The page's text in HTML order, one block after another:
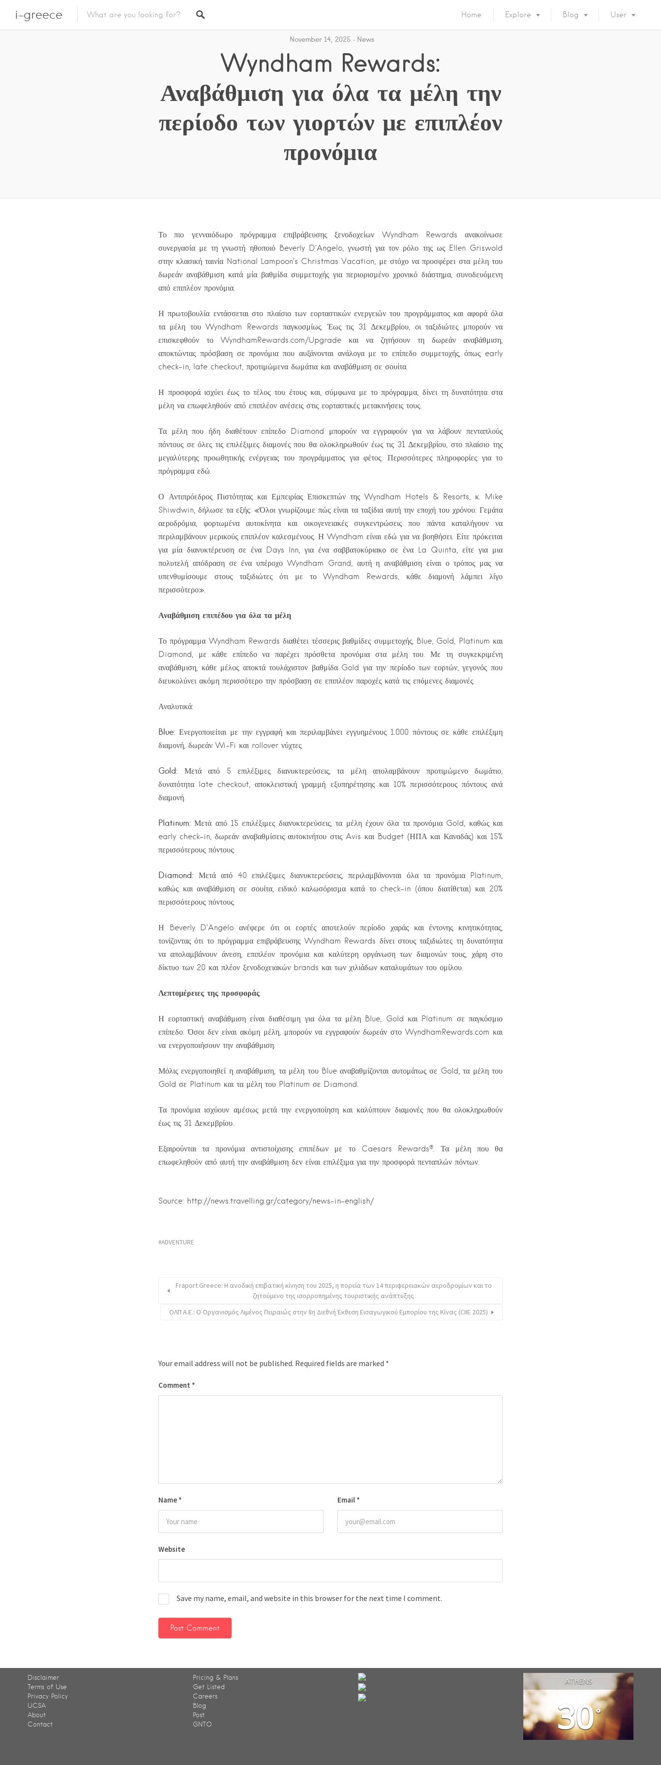
i-greece Home Explore Blog User
November 14, 2025 News
Wyndham Rewards:
Αναβάθμιση για όλα τα μέλη την
περίοδο των γιορτών με επιπλέον
προνόμια
Το πιο γενναιόδωρο πρόγραμμα επιβράβευσης ξενοδοχείων Wyndham Rewards ανακοίνωσε
συνεργασία με τη γνωστή ηθοποιό Beverly D’Angelo, γνωστή για τον ρόλο της ως Ellen Griswold
στην κλασική ταινία National Lampoon’s Christmas Vacation, με στόχο να προσφέρει στα μέλη του
δωρεάν αναβάθμιση κατά μία βαθμίδα συμμετοχής για περιορισμένο χρονικό διάστημα, συνοδευόμενη
από επιπλέον προνόμια.
Η πρωτοβουλία εντάσσεται στο πλαίσιο των εορταστικών ενεργειών του προγράμματος και αφορά όλα
τα μέλη του Wyndham Rewards παγκοσμίως. Έως τις 31 Δεκεμβρίου, οι ταξιδιώτες μπορούν να
επισκεφθούν το WyndhamRewards.com/Upgrade και να ζητήσουν τη δωρεάν αναβάθμιση,
αποκτώντας πρόσβαση σε προνόμια που αυξάνονται ανάλογα με το επίπεδο συμμετοχής, όπως early
check-in, late checkout, προτιμώμενα δωμάτια και αναβάθμιση σε σουίτα.
Η προσφορά ισχύει έως το τέλος του έτους και, σύμφωνα με το πρόγραμμα, δίνει τη δυνατότητα στα
μέλη να επωφεληθούν από επιπλέον ανέσεις στις εορταστικές μετακινήσεις τους.
Τα μέλη που ήδη διαθέτουν επίπεδο Diamond μπορούν να εγγραφούν για να λάβουν πενταπλούς
πόντους σε όλες τις επιλέξιμες διαμονές που θα ολοκληρωθούν έως τις 31 Δεκεμβρίου, στο πλαίσιο της
μεγαλύτερης προωθητικής ενέργειας του προγράμματος για φέτος. Περισσότερες πληροφορίες για το
πρόγραμμα εδώ.
Ο Αντιπρόεδρος Πιστότητας και Εμπειρίας Επισκεπτών της Wyndham Hotels & Resorts, κ. Mike
Shiwdwin, δήλωσε τα εξής: «Όλοι γνωρίζουμε πώς είναι τα ταξίδια αυτή την εποχή του χρόνου: Γεμάτα
αεροδρόμια, φορτωμένα αυτοκίνητα και οικογενειακές συγκεντρώσεις που πάντα καταλήγουν να
περιλαμβάνουν μερικούς επιπλέον καλεσμένους. Η Wyndham είναι εδώ για να βοηθήσει. Είτε πρόκειται
για μία διανυκτέρευση σε ένα Days Inn, για ένα σαββατοκύριακο σε ένα La Quinta, είτε για μια
πολυτελή απόδραση σε ένα υπέροχο Wyndham Grand, αυτή η αναβάθμιση είναι ο τρόπος μας να
υπενθυμίσουμε στους ταξιδιώτες ότι με το Wyndham Rewards, κάθε διαμονή λάμπει λίγο
περισσότερο».
Αναβάθμιση επιπέδου για όλα τα μέλη
Το πρόγραμμα Wyndham Rewards διαθέτει τέσσερις βαθμίδες συμμετοχής, Blue, Gold, Platinum και
Diamond, με κάθε επίπεδο να παρέχει πρόσθετα προνόμια στα μέλη του. Με τη συγκεκριμένη
αναβάθμιση, κάθε μέλος αποκτά τουλάχιστον βαθμίδα Gold για την περίοδο των εορτών, γεγονός που
διευκολύνει ακόμη περισσότερο την πρόσβαση σε επιπλέον παροχές κατά τις επόμενες διαμονές.
Αναλυτικά:
Blue: Ενεργοποιείται με την εγγραφή και περιλαμβάνει εγγυημένους 1.000 πόντους σε κάθε επιλέξιμη
διαμονή, δωρεάν Wi-Fi και rollover νύχτες.
Gold: Μετά από 5 επιλέξιμες διανυκτερεύσεις, τα μέλη απολαμβάνουν προτιμώμενο δωμάτιο,
δυνατότητα late checkout, αποκλειστική γραμμή εξυπηρέτησης και 10% περισσότερους πόντους ανά
διαμονή.
Platinum: Μετά από 15 επιλέξιμες διανυκτερεύσεις, τα μέλη έχουν όλα τα προνόμια Gold, καθώς και
early check-in, δωρεάν αναβαθμίσεις αυτοκινήτου στις Avis και Budget (ΗΠΑ και Καναδάς) και 15%
περισσότερους πόντους.
Diamond: Μετά από 40 επιλέξιμες διανυκτερεύσεις, περιλαμβάνονται όλα τα προνόμια Platinum,
καθώς και αναβάθμιση σε σουίτα, ειδικό καλωσόρισμα κατά το check-in (όπου διατίθεται) και 20%
περισσότερους πόντους.
Η Beverly D’Angelo ανέφερε ότι οι εορτές αποτελούν περίοδο χαράς και έντονης κινητικότητας,
τονίζοντας ότι το πρόγραμμα επιβράβευσης Wyndham Rewards δίνει στους ταξιδιώτες τη δυνατότητα
να απολαμβάνουν άνεση, επιπλέον προνόμια και καλύτερη οργάνωση των διαμονών τους, χάρη στο
δίκτυο των 20 και πλέον ξενοδοχειακών brands και των χιλιάδων καταλυμάτων του ομίλου.
Λεπτομέρειες της προσφοράς
Η εορταστική αναβάθμιση είναι διαθέσιμη για όλα τα μέλη Blue, Gold και Platinum σε παγκόσμιο
επίπεδο. Όσοι δεν είναι ακόμη μέλη, μπορούν να εγγραφούν δωρεάν στο WyndhamRewards.com και
να ενεργοποιήσουν την αναβάθμιση.
Μόλις ενεργοποιηθεί η αναβάθμιση, τα μέλη του Blue αναβαθμίζονται αυτομάτως σε Gold, τα μέλη του
Gold σε Platinum και τα μέλη του Platinum σε Diamond.
Τα προνόμια ισχύουν αμέσως μετά την ενεργοποίηση και καλύπτουν διαμονές που θα ολοκληρωθούν
έως τις 31 Δεκεμβρίου.
Εξαιρούνται τα προνόμια αντιστοίχισης επιπέδων με το Caesars Rewards®. Τα μέλη που θα
επωφεληθούν από αυτή την αναβάθμιση δεν είναι επιλέξιμα για την προσφορά πενταπλών πόντων.
Source: http://news.travelling.gr/category/news-in-english/
ADVENTURE
Fraport Greece: Η ανοδική επιβατική κίνηση του 2025, η πορεία των 14 περιφερειακών αεροδρομίων και το
ζητούμενο της ισορροπημένης τουριστικής ανάπτυξης
ΟΛΠ Α.Ε.: Ο Οργανισμός Λιμένος Πειραιώς στην 8η Διεθνή Έκθεση Εισαγωγικού Εμπορίου της Κίνας (CIIE 2025)
Your email address will not be published. Required fields are marked *
Comment *
Name * Email *
Website
Save my name, email, and website in this browser for the next time I comment.
Disclaimer
Terms of Use
Privacy Policy
UCSA
About
Contact
Pricing & Plans
Get Listed
Careers
Blog
Post
GNTO
ATHENS
30°